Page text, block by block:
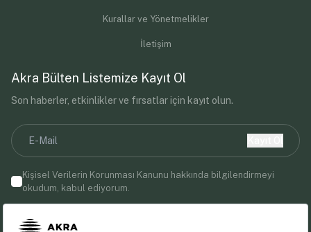
Kurallar ve Yönetmelikler
İletişim
Akra Bülten Listemize Kayıt Ol
Son haberler, etkinlikler ve fırsatlar için kayıt olun.
Kişisel Verilerin Korunması Kanunu hakkında bilgilendirmeyi
okudum, kabul ediyorum.
iletişimleri almayı kabul etmiş olursunuz.